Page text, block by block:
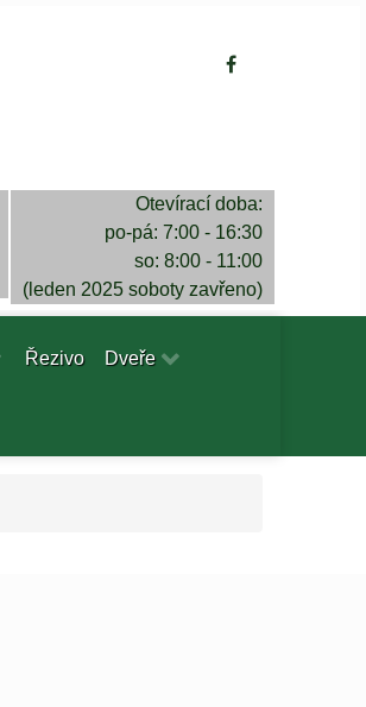
Otevírací doba:
po-pá: 7:00 - 16:30
so: 8:00 - 11:00
(leden 2025 soboty zavřeno)
Řezivo Dveře